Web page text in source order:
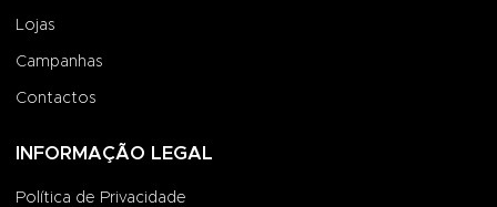
Lojas
Campanhas
Contactos
INFORMAÇÃO LEGAL
Política de Privacidade